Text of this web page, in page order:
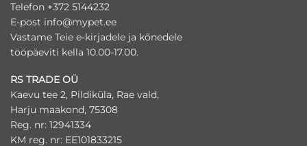
Telefon +372 5144232
E-post info@mypet.ee
Vastame Teie e-kirjadele ja kõnedele
tööpäeviti kella 10.00-17.00.
RS TRADE OÜ
Kaevu tee 2, Pildiküla, Rae vald,
Harju maakond, 75308
Reg. nr: 12941334
KM reg. nr: EE101833215